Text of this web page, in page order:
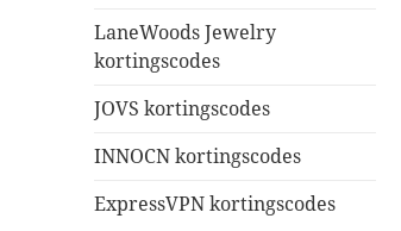
LaneWoods Jewelry
kortingscodes
JOVS kortingscodes
INNOCN kortingscodes
ExpressVPN kortingscodes